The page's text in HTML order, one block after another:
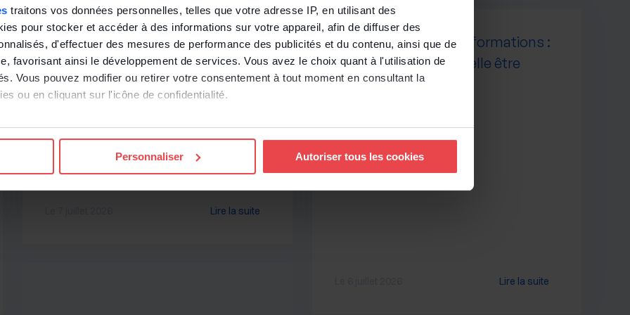
traitons vos données personnelles, telles que votre adresse IP, en utilisant des
pour stocker et accéder à des informations sur votre appareil, afin de diffuser des
d'effectuer des mesures de performance des publicités et du contenu, ainsi que de
favorisant ainsi le développement de services. Vous avez le choix quant à l'utilisation de
Vous pouvez modifier ou retirer votre consentement à tout moment en consultant la
ou en cliquant sur l'icône de confidentialité.
également :
l'analysant activement pour en relever les caractéristiques spécifiques (empreintes
ou retirer votre consentement à tout moment à partir de la déclaration sur les cookies.
en
Personnaliser Autoriser tous les cookies
BDESE : peut-on mettre en pause
période estivale ?
Lire la suite
Confidentialité des informations :
toute la BDESE peut-elle être
concernée ?
Lire la suite